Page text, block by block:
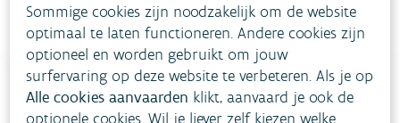
Sommige cookies zijn noodzakelijk om de website
optimaal te laten functioneren. Andere cookies zijn
optioneel en worden gebruikt om jouw
surfervaring op deze website te verbeteren. Als je op
Alle cookies aanvaarden klikt, aanvaard je ook de
optionele cookies. Wil je liever zelf kiezen welke